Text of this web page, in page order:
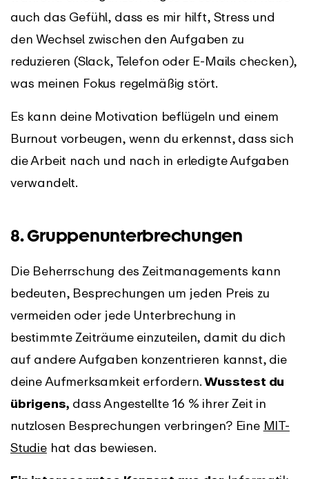
auch das Gefühl, dass es mir hilft, Stress und
den Wechsel zwischen den Aufgaben zu
reduzieren (Slack, Telefon oder E-Mails checken),
was meinen Fokus regelmäßig stört.
Es kann deine Motivation beflügeln und einem
Burnout vorbeugen, wenn du erkennst, dass sich
die Arbeit nach und nach in erledigte Aufgaben
verwandelt.
8. Gruppenunterbrechungen
Die Beherrschung des Zeitmanagements kann
bedeuten, Besprechungen um jeden Preis zu
vermeiden oder jede Unterbrechung in
bestimmte Zeiträume einzuteilen, damit du dich
auf andere Aufgaben konzentrieren kannst, die
deine Aufmerksamkeit erfordern.Wusstest du
übrigens, dass Angestellte 16 % ihrer Zeit in
nutzlosen Besprechungen verbringen? Eine MIT-
Studiehat das bewiesen.